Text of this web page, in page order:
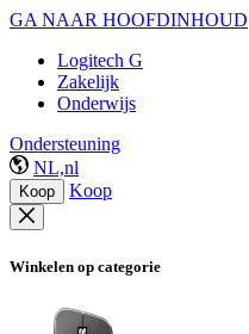
GA NAAR HOOFDINHOUD
Logitech G
Zakelijk
Onderwijs
Ondersteuning
NL,nl
Koop Koop
Winkelen op categorie